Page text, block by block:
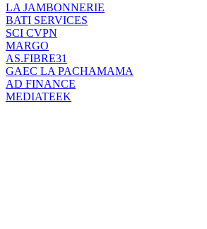
LA JAMBONNERIE
BATI SERVICES
SCI CVPN
MARGO
AS.FIBRE31
GAEC LA PACHAMAMA
AD FINANCE
MEDIATEEK